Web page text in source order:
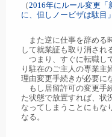
（2016年にルール変更「
に、但しノービザは駄目」
また逆に仕事を辞める
して就業証も取り消され
つまり、すぐに転職し
り駐在のご主人の専業主
理由変更手続きが必要に
もし居留許可の変更手
た状態で放置すれば、状
なってしまうことにもな
なる。